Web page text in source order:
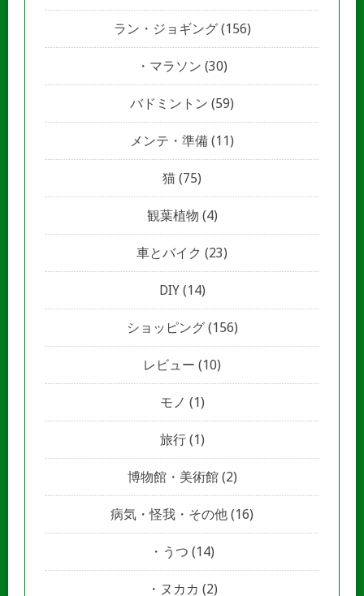
ラン・ジョギング(156)
マラソン (30)
バドミントン (59)
メンテ・準備 (11)
猫 (75)
観葉植物 (4)
車とバイク (23)
DIY(14)
ショッピング(156)
レビュー (10)
モノ (1)
旅行(1)
博物館・美術館(2)
病気・怪我・その他 (16)
うつ (14)
ヌカカ (2)